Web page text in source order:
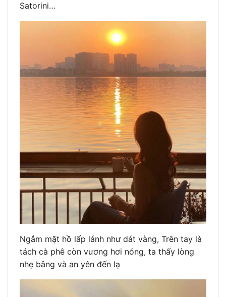
Satorini…
Ngắm mặt hồ lấp lánh như dát vàng, Trên tay là
tách cà phê còn vương hơi nóng, ta thấy lòng
nhẹ bâng và an yên đến lạ